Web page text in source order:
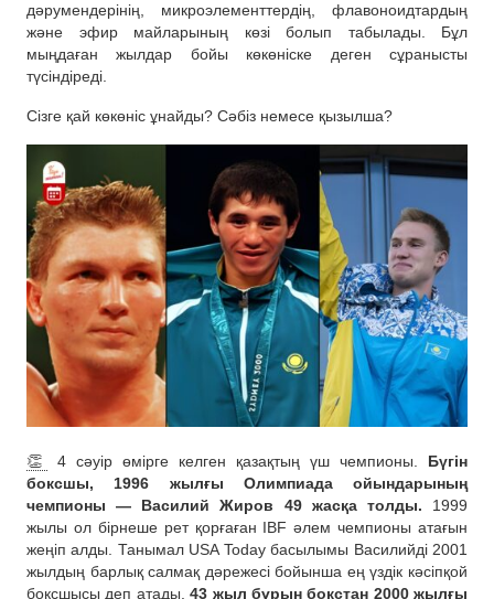
дәрумендерінің, микроэлементтердің, флавоноидтардың
және эфир майларының көзі болып табылады. Бұл
мыңдаған жылдар бойы көкөніске деген сұранысты
түсіндіреді.
Сізге қай көкөніс ұнайды? Сәбіз немесе қызылша?
👏 4 сәуір өмірге келген қазақтың үш чемпионы. Бүгін
боксшы, 1996 жылғы Олимпиада ойындарының
чемпионы — Василий Жиров 49 жасқа толды. 1999
жылы ол бірнеше рет қорғаған IBF әлем чемпионы атағын
жеңіп алды. Танымал USA Today басылымы Василийді 2001
жылдың барлық салмақ дәрежесі бойынша ең үздік кәсіпқой
боксшысы деп атады.43 жыл бұрын бокстан 2000 жылғы